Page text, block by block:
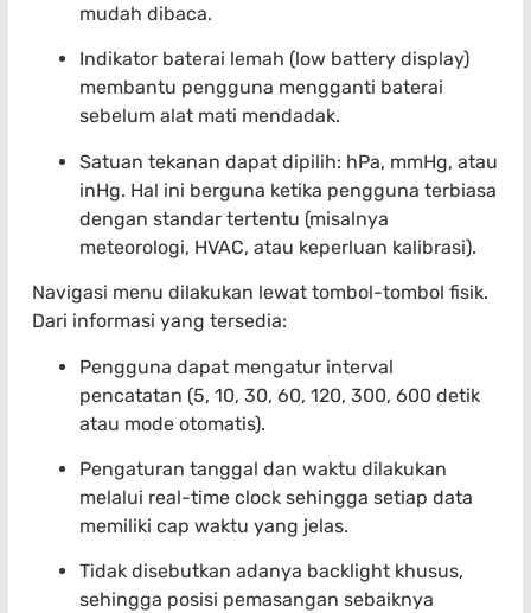
mudah dibaca.
Indikator baterai lemah (low battery display)
membantu pengguna mengganti baterai
sebelum alat mati mendadak.
Satuan tekanan dapat dipilih: hPa, mmHg, atau
inHg. Hal ini berguna ketika pengguna terbiasa
dengan standar tertentu (misalnya
meteorologi, HVAC, atau keperluan kalibrasi).
Navigasi menu dilakukan lewat tombol-tombol fisik.
Dari informasi yang tersedia:
Pengguna dapat mengatur interval
pencatatan (5, 10, 30, 60, 120, 300, 600 detik
atau mode otomatis).
Pengaturan tanggal dan waktu dilakukan
melalui real-time clock sehingga setiap data
memiliki cap waktu yang jelas.
Tidak disebutkan adanya backlight khusus,
sehingga posisi pemasangan sebaiknya